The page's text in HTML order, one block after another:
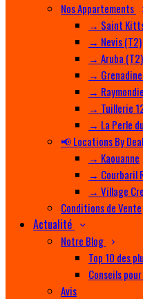
Nos Appartements
→ Saint
→ Nevis (T2)
→ Aruba (T2)
→
→
→ Tuillerie
→ La Perle
📢 Locations By
→ Kaouanne
→ Courbaril
→ Village
Conditions de Vente
Actualité
Notre Blog
Top 10 des
Conseils
Avis